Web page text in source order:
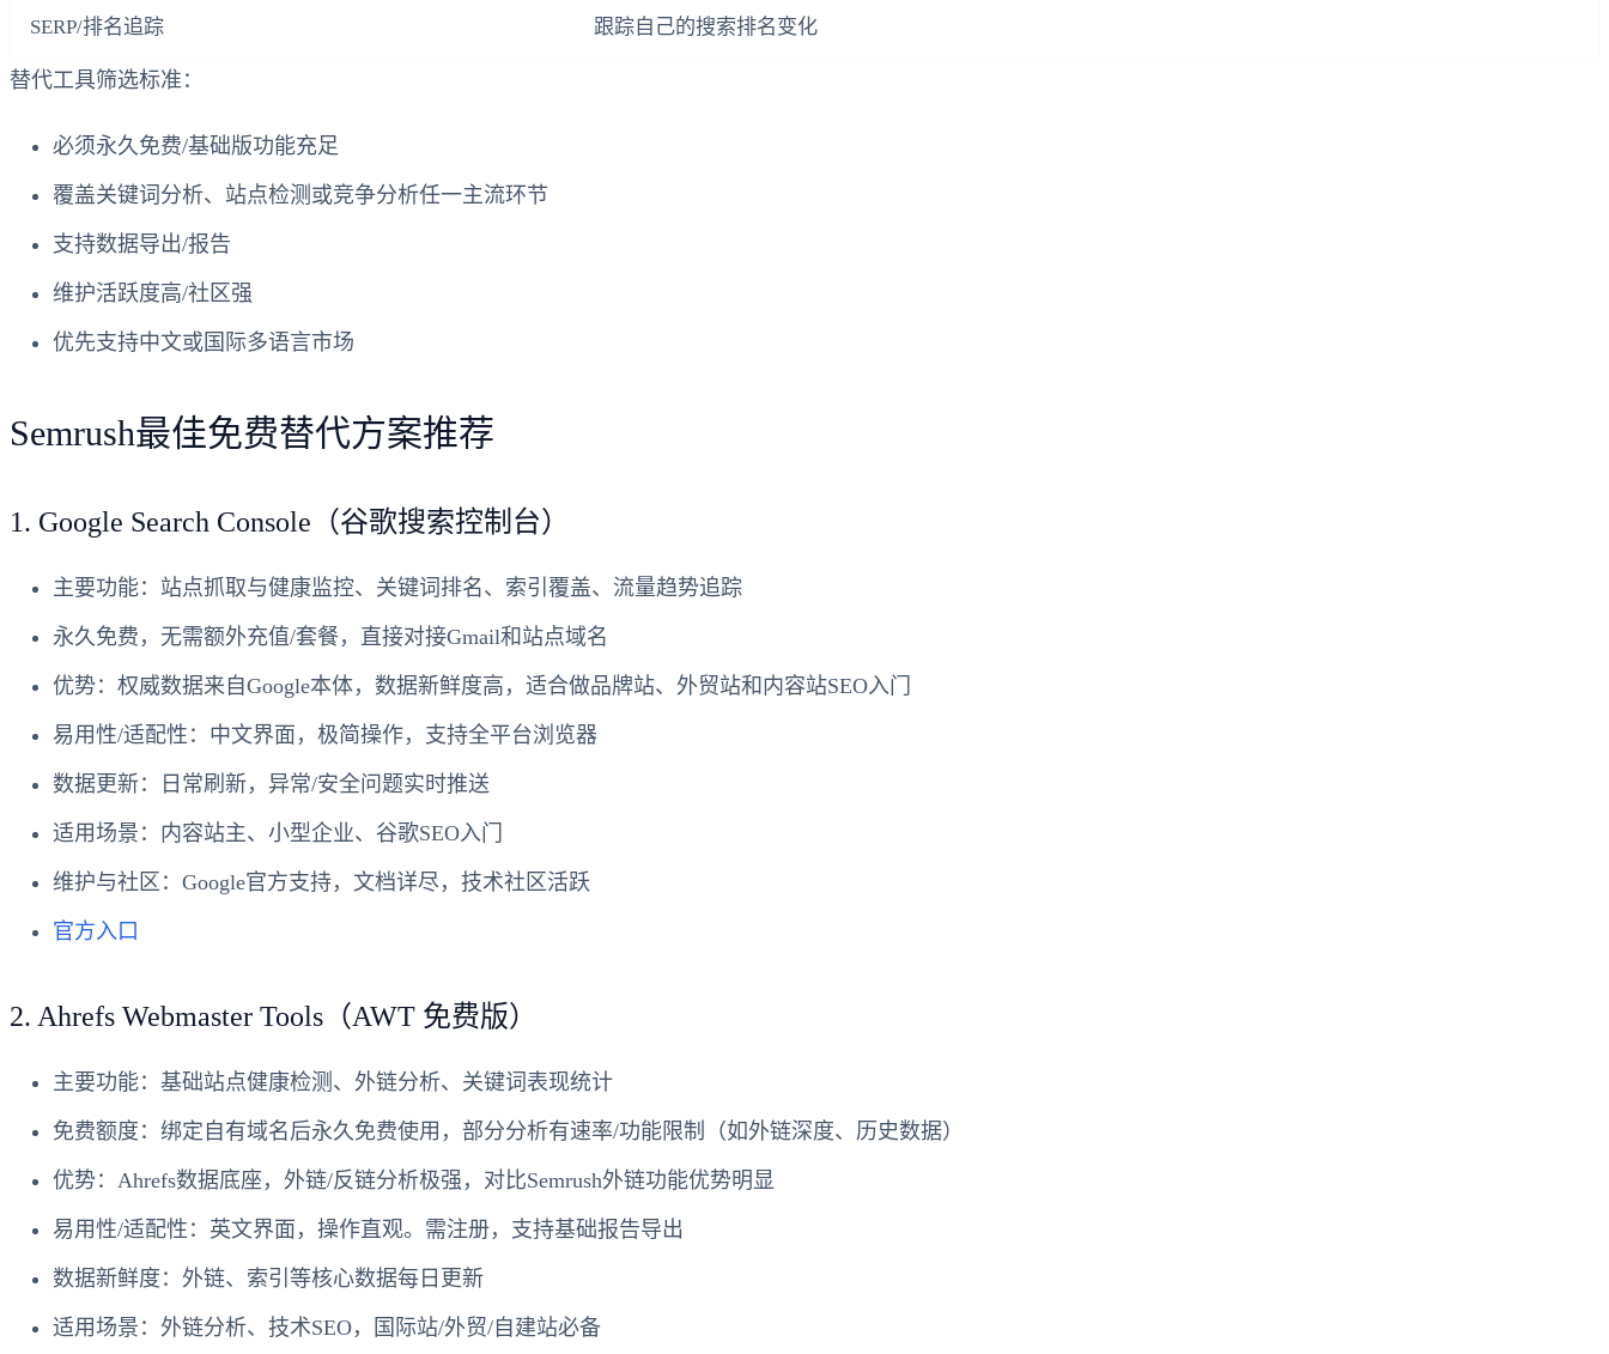
SERP/排名追踪 跟踪自己的搜索排名变化
替代工具筛选标准：
必须永久免费/基础版功能充足
覆盖关键词分析、站点检测或竞争分析任一主流环节
支持数据导出/报告
维护活跃度高/社区强
优先支持中文或国际多语言市场
Semrush最佳免费替代方案推荐
1. Google Search Console（谷歌搜索控制台）
主要功能：站点抓取与健康监控、关键词排名、索引覆盖、流量趋势追踪
永久免费 ，无需额外充值/套餐，直接对接Gmail和站点域名
优势：权威数据来自Google本体，数据新鲜度高，适合做品牌站、外贸站和内容站SEO入门
易用性/适配性 ：中文界面，极简操作，支持全平台浏览器
数据更新：日常刷新，异常/安全问题实时推送
适用场景 ：内容站主、小型企业、谷歌SEO入门
维护与社区 ：Google官方支持，文档详尽，技术社区活跃
官方入口
2. Ahrefs Webmaster Tools（AWT 免费版）
主要功能：基础站点健康检测、外链分析、关键词表现统计
免费额度 ：绑定自有域名后永久免费使用，部分分析有速率/功能限制（如外链深度、历史数据）
优势：Ahrefs数据底座，外链/反链分析极强，对比Semrush外链功能优势明显
易用性/适配性 ：英文界面，操作直观。需注册，支持基础报告导出
数据新鲜度 ：外链、索引等核心数据每日更新
适用场景 ：外链分析、技术SEO，国际站/外贸/自建站必备